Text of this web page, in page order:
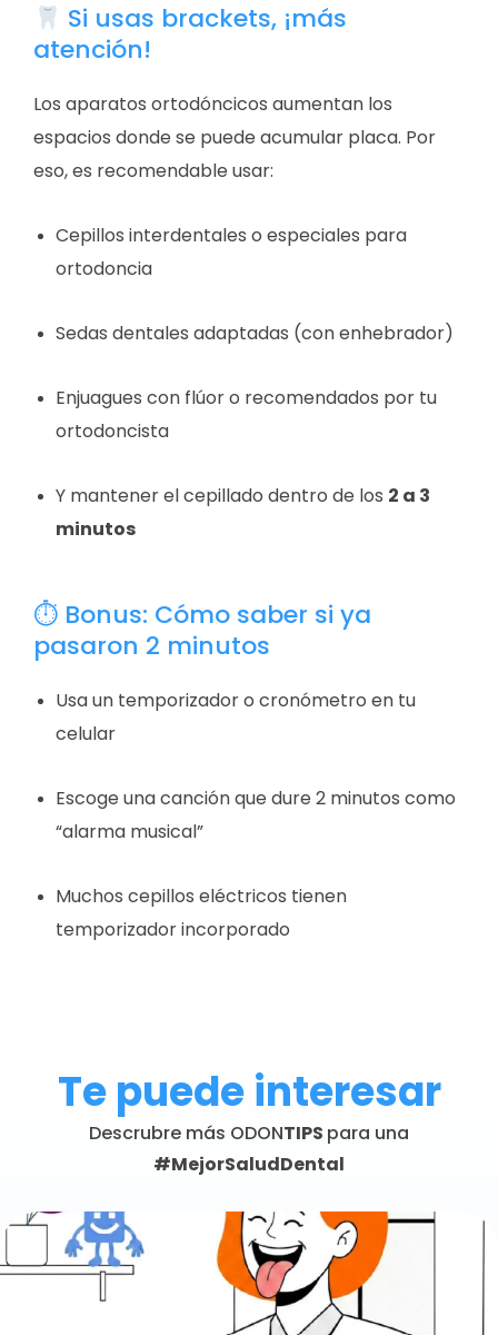
Si usas brackets, ¡más
atención!
Los aparatos ortodóncicos aumentan los
espacios donde se puede acumular placa. Por
eso, es recomendable usar:
Cepillos interdentales o especiales para
ortodoncia
Sedas dentales adaptadas (con enhebrador)
Enjuagues con flúor o recomendados por tu
ortodoncista
Y mantener el cepillado dentro de los 2 a 3
minutos
⏱ Bonus: Cómo saber si ya
pasaron 2 minutos
Usa un temporizador o cronómetro en tu
celular
Escoge una canción que dure 2 minutos como
“alarma musical”
Muchos cepillos eléctricos tienen
temporizador incorporado
Te puede interesar
Descrubre más ODONTIPS para una
#MejorSaludDental